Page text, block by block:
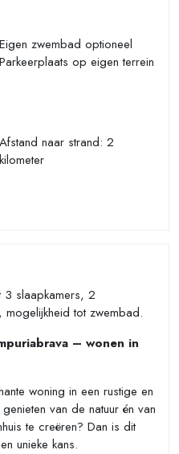
Eigen zwembad optioneel
Parkeerplaats op eigen terrein
Afstand naar strand: 2
kilometer
3 slaapkamers, 2
tot zwembad.
– wonen in
woning in een rustige en
van de natuur én van
te creëren? Dan is dit
unieke kans.